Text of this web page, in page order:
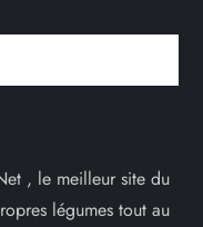
, le meilleur site du
légumes tout au